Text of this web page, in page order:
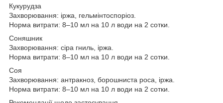
Кукурудза
Захворювання: іржа, гельмінтоспоріоз.
Норма витрати: 8–10 мл на 10 л води на 2 сотки.
Соняшник
Захворювання: сіра гниль, іржа.
Норма витрати: 8–10 мл на 10 л води на 2 сотки.
Соя
Захворювання: антракноз, борошниста роса, іржа.
Норма витрати: 8–10 мл на 10 л води на 2 сотки.